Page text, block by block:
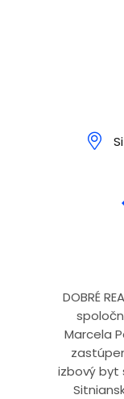
DOBRÉ
Marcela
izbový byt